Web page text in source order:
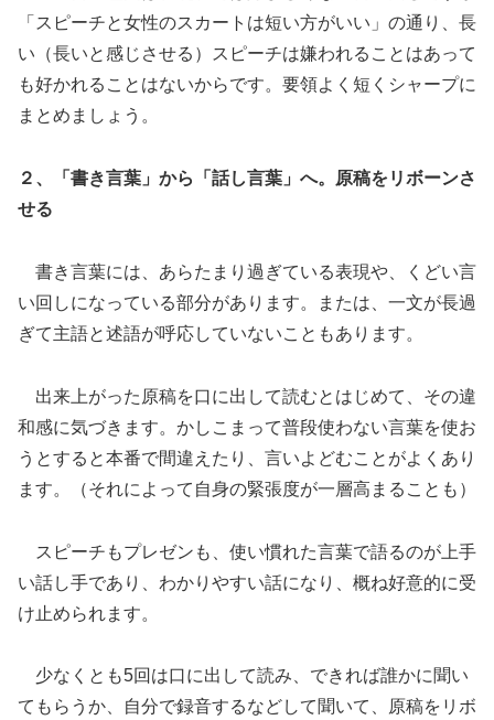
「スピーチと女性のスカートは短い方がいい」の通り、長
い（長いと感じさせる）スピーチは嫌われることはあって
も好かれることはないからです。要領よく短くシャープに
まとめましょう。
２、「書き言葉」から「話し言葉」へ。原稿をリボーンさ
せる
書き言葉には、あらたまり過ぎている表現や、くどい言
い回しになっている部分があります。または、一文が長過
ぎて主語と述語が呼応していないこともあります。
出来上がった原稿を口に出して読むとはじめて、その違
和感に気づきます。かしこまって普段使わない言葉を使お
うとすると本番で間違えたり、言いよどむことがよくあり
ます。（それによって自身の緊張度が一層高まることも）
スピーチもプレゼンも、使い慣れた言葉で語るのが上手
い話し手であり、わかりやすい話になり、概ね好意的に受
け止められます。
少なくとも5回は口に出して読み、できれば誰かに聞い
てもらうか、自分で録音するなどして聞いて、原稿をリボ